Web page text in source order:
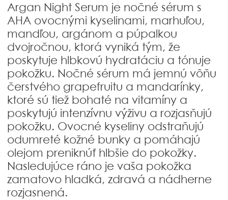
Argan Night Serum je nočné sérum s
AHA ovocnými kyselinami, marhuľou,
mandľou, argánom a púpalkou
dvojročnou, ktorá vyniká tým, že
poskytuje hlbkovú hydratáciu a tónuje
pokožku. Nočné sérum má jemnú vôňu
čerstvého grapefruitu a mandarínky,
ktoré sú tiež bohaté na vitamíny a
poskytujú intenzívnu výživu a rozjasňujú
pokožku. Ovocné kyseliny odstraňujú
odumreté kožné bunky a pomáhajú
olejom preniknúť hlbšie do pokožky.
Nasledujúce ráno je vaša pokožka
zamatovo hladká, zdravá a nádherne
rozjasnená.